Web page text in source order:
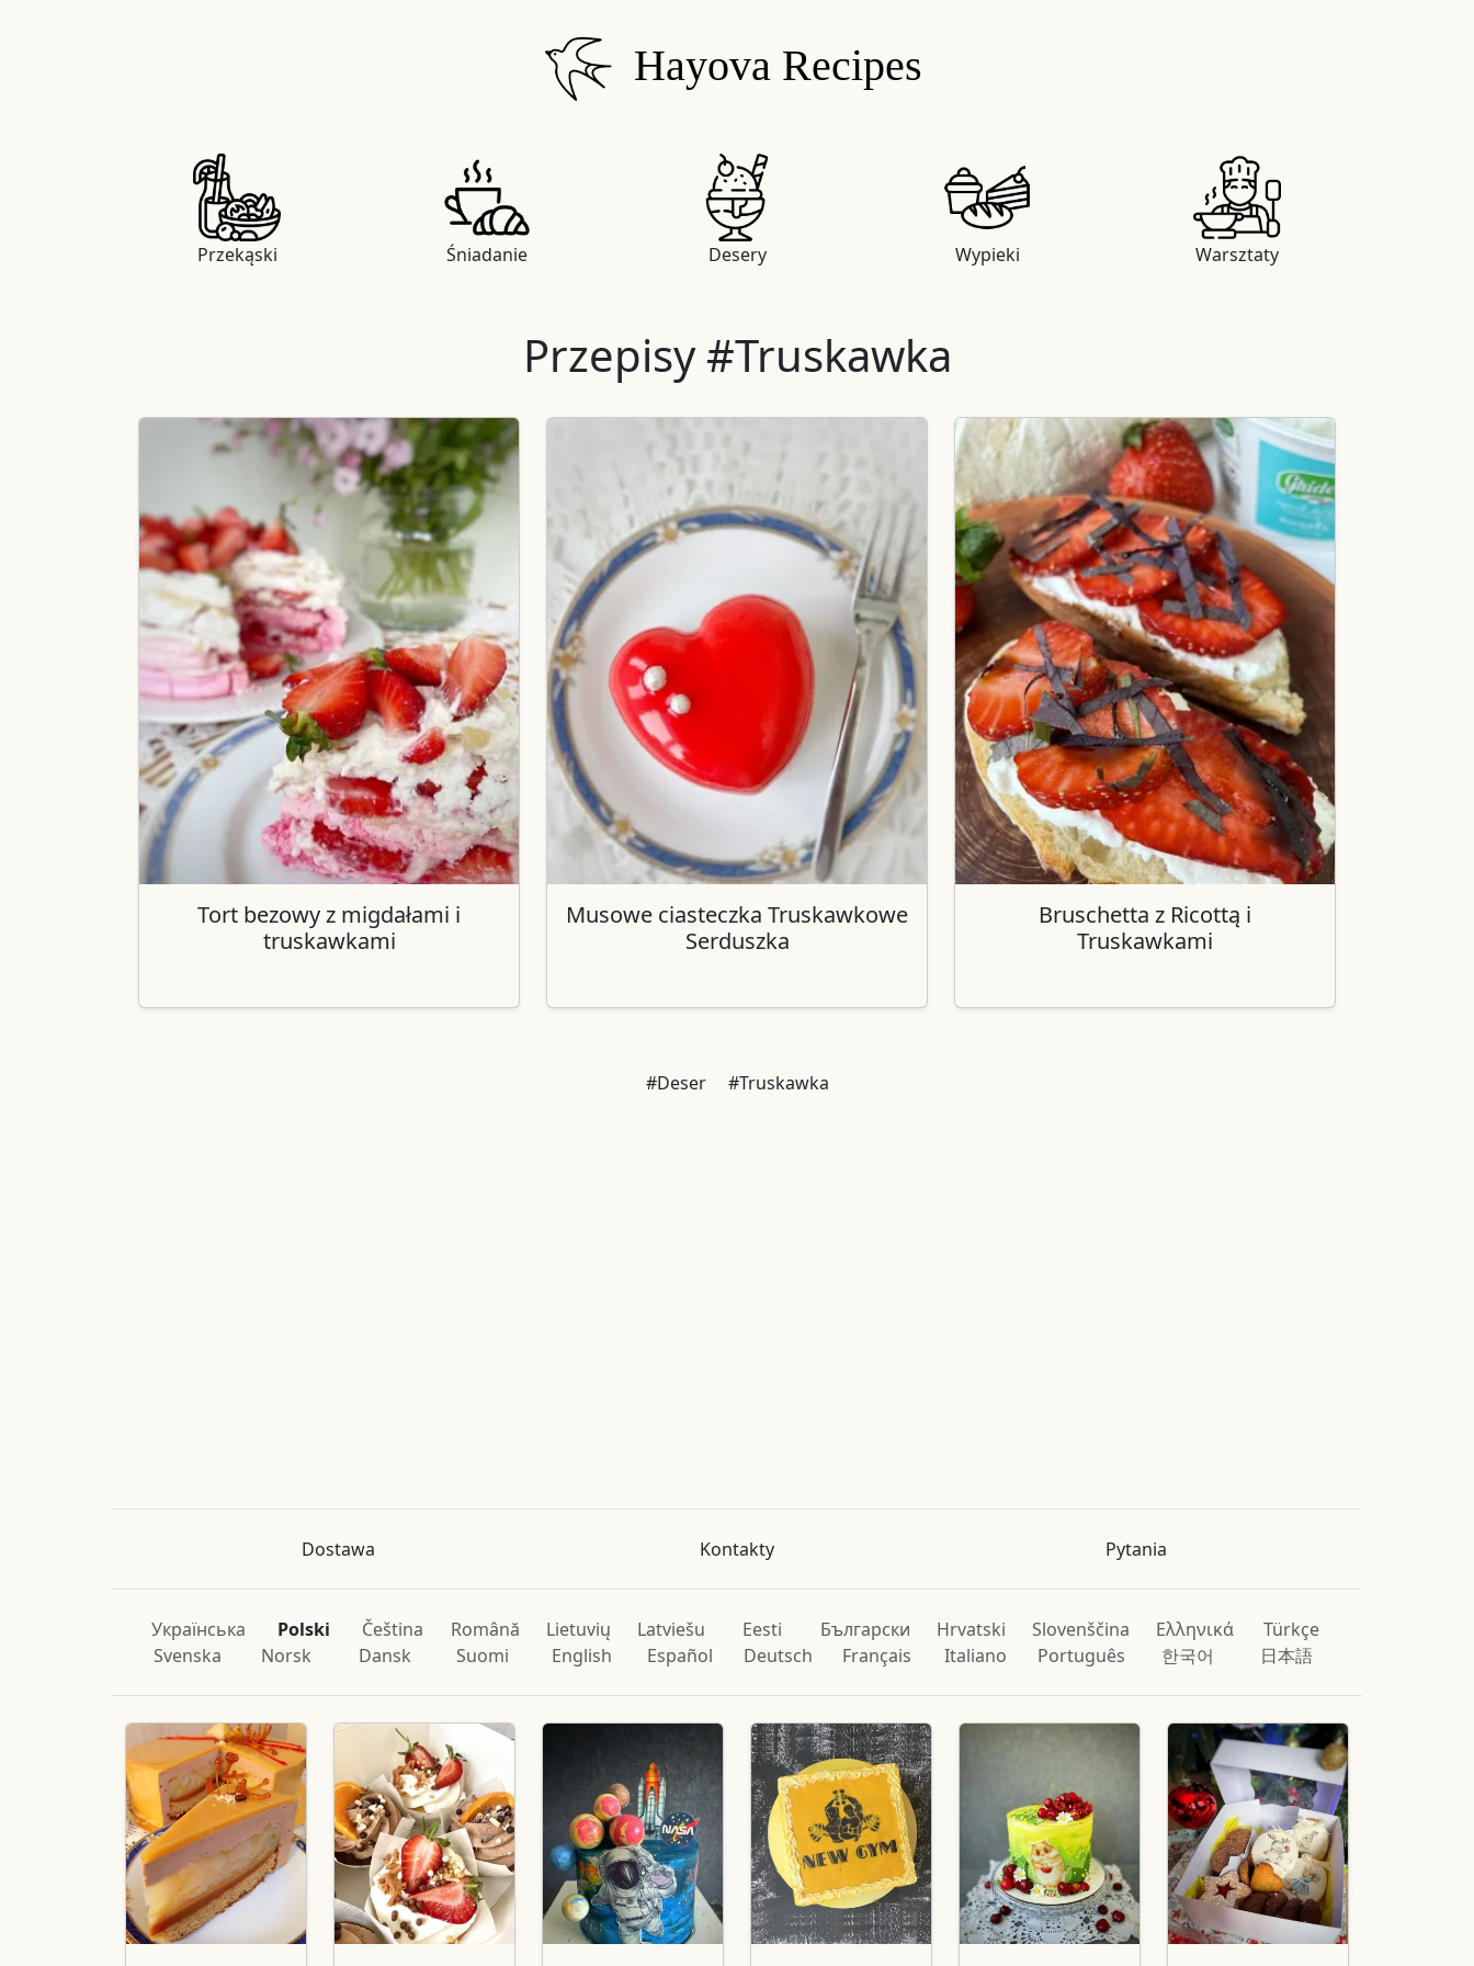
Hayova Recipes
Przekąski Śniadanie Desery Wypieki Warsztaty
Przepisy #Truskawka
Tort bezowy z migdałami i
truskawkami
Musowe ciasteczka Truskawkowe
Serduszka
Bruschetta z Ricottą i
Truskawkami
#Deser #Truskawka
Dostawa Kontakty Pytania
Українська Polski Čeština Română Lietuvių Latviešu Eesti Български Hrvatski Slovenščina Ελληνικά
Türkçe
Svenska
Norsk Dansk Suomi English Español Deutsch Français Italiano Português 한국어 日本語